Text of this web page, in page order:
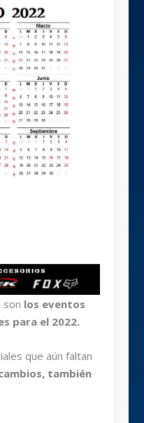
son los eventos
para el 2022.
que aún faltan
también